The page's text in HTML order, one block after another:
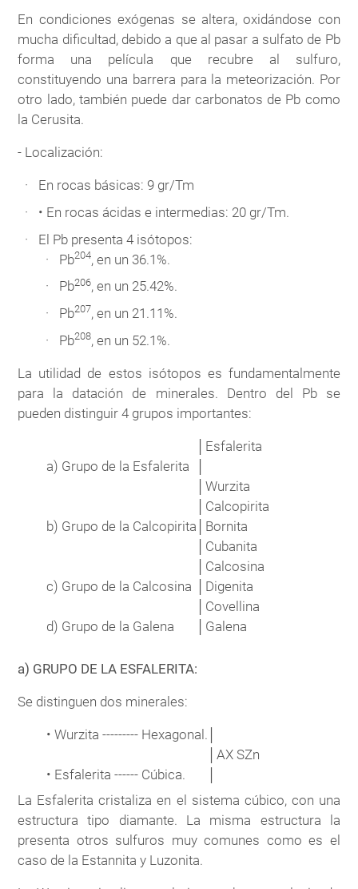
En condiciones exógenas se altera, oxidándose con
mucha dificultad, debido a que al pasar a sulfato de Pb
forma una película que recubre al sulfuro,
constituyendo una barrera para la meteorización. Por
otro lado, también puede dar carbonatos de Pb como
la Cerusita.
- Localización:
En rocas básicas: 9 gr/Tm
• En rocas ácidas e intermedias: 20 gr/Tm.
El Pb presenta 4 isótopos:
Pb204, en un 36.1%.
Pb206, en un 25.42%.
Pb207, en un 21.11%.
Pb208, en un 52.1%.
La utilidad de estos isótopos es fundamentalmente
para la datación de minerales. Dentro del Pb se
pueden distinguir 4 grupos importantes:
Esfalerita
a) Grupo de la Esfalerita
│Wurzita
Calcopirita
b) Grupo de la Calcopirita
Bornita
Cubanita
Calcosina
c) Grupo de la Calcosina
Digenita
Covellina
d) Grupo de la Galena Galena
a) GRUPO DE LA ESFALERITA:
Se distinguen dos minerales:
• Wurzita --------- Hexagonal.
│AX SZn
• Esfalerita ------ Cúbica.
La Esfalerita cristaliza en el sistema cúbico, con una
estructura tipo diamante. La misma estructura la
presenta otros sulfuros muy comunes como es el
caso de la Estannita y Luzonita.